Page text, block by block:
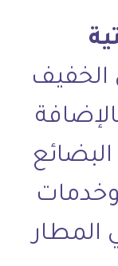
الخفيف
المطار